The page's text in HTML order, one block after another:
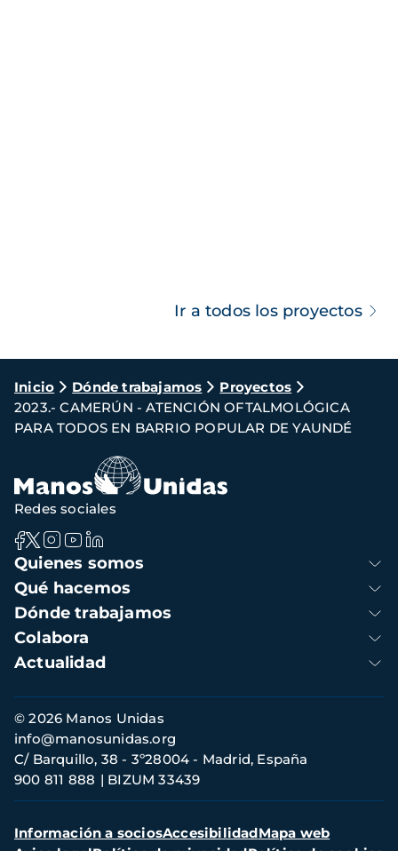
Ir a todos los proyectos
Ruta
de
navegación
Inicio Dónde trabajamos
Proyectos
2023.- CAMERÚN - ATENCIÓN OFTALMOLÓGICA
PARA TODOS EN BARRIO POPULAR DE YAUNDÉ
Navegación
principal
Quienes somos
Qué hacemos
Dónde trabajamos
Colabora
Actualidad
Redes sociales
Información
de
contacto
© 2026 Manos Unidas
C/ Barquillo, 38 - 3º28004 - Madrid, España
900 811 888
BIZUM 33439
info@manosunidas.org
Menú
Información a sociosAccesibilidadMapa web